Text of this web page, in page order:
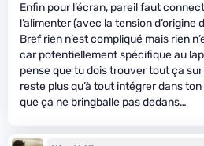
Enfin pour l’écran, pareil faut
l’alimenter (avec la tension d’origine
Bref rien n’est compliqué mais rien
car potentiellement spécifique au
pense que tu dois trouver tout ça
reste plus qu’à tout intégrer dans
que ça ne bringballe pas dedans…